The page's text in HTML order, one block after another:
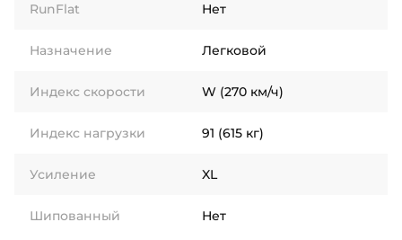
RunFlat Нет
Назначение Легковой
Индекс скорости W (270 км/ч)
Индекс нагрузки 91 (615 кг)
Усиление XL
Шипованный Нет